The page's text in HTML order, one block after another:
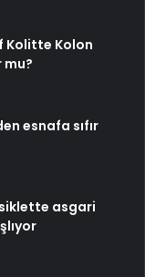
Kolitte Kolon
mu?
esnafa sıfır
asgari